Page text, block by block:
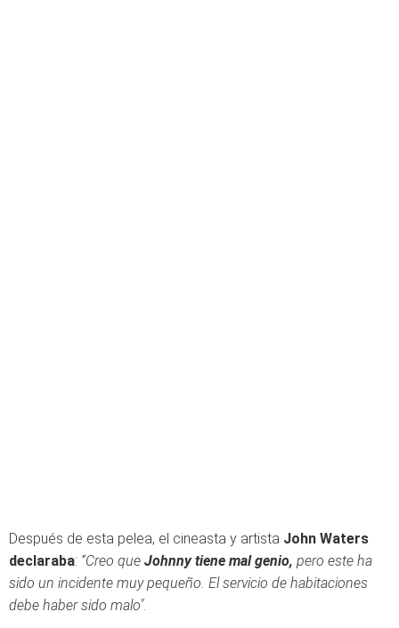
Después de esta pelea, el cineasta y artista John Waters
declaraba: “Creo que Johnny tiene mal genio, pero este ha
sido un incidente muy pequeño. El servicio de habitaciones
debe haber sido malo".